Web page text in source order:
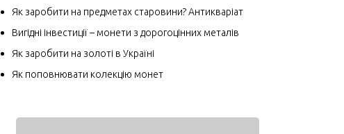
Як заробити на предметах старовини? Антикваріат
Вигідні інвестиції – монети з дорогоцінних металів
Як заробити на золоті в Україні
Як поповнювати колекцію монет